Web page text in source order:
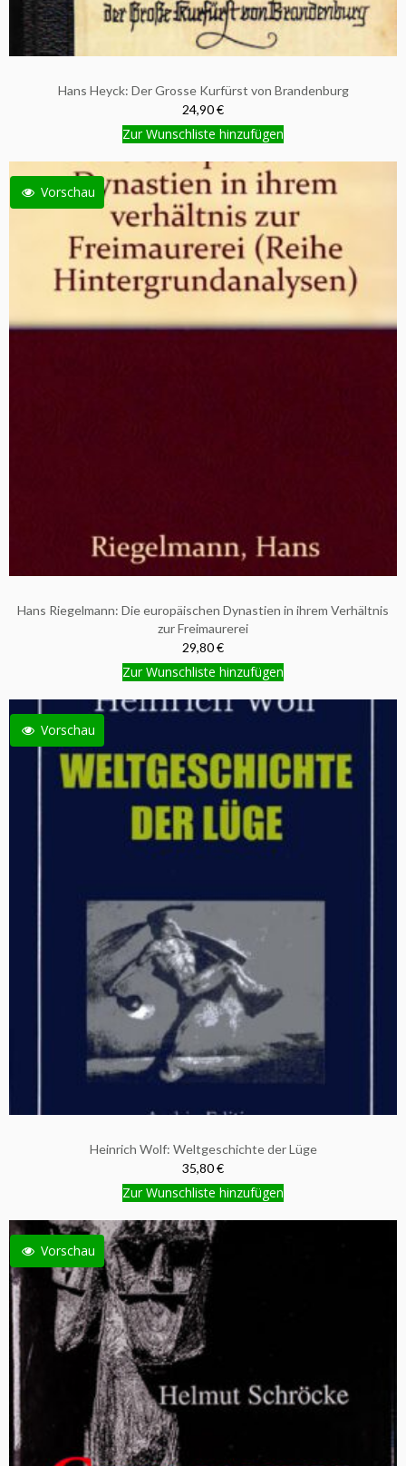
Hans Heyck: Der Grosse Kurfürst von Brandenburg
24,90 €
Zur Wunschliste hinzufügen
Vorschau
Hans Riegelmann: Die europäischen Dynastien in ihrem Verhältnis
zur Freimaurerei
29,80 €
Zur Wunschliste hinzufügen
Vorschau
Heinrich Wolf: Weltgeschichte der Lüge
35,80 €
Zur Wunschliste hinzufügen
Vorschau